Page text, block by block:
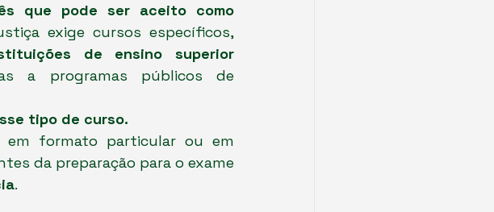
que pode ser aceito como
exige cursos específicos,
de ensino superior
a programas públicos de
tipo de curso.
em formato particular ou em
da preparação para o exame
.